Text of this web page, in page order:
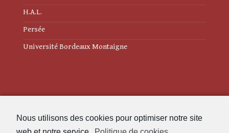
Nous utilisons des cookies pour optimiser notre site
H.A.L.
Persée
Université Bordeaux Montaigne
Politique de cookies (UE)